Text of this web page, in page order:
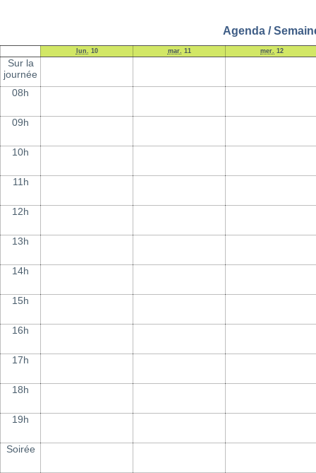
Agenda /
lun. 10 mar. 11 mer. 12
Sur la
journée
08h
09h
10h
11h
12h
13h
14h
15h
16h
17h
18h
19h
Soirée